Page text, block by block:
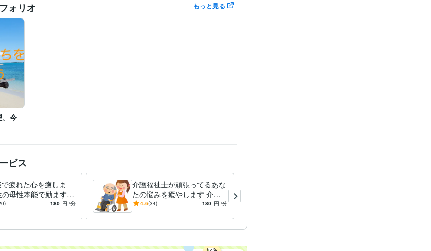
営業 / 法人営業
経営・マネジメント / 経営者・CEO・COO
ライフスタイル・その他 / 家事代行
ココナラ　プラチナランク条件達成　　2021年９月
介護福祉士
悩み相談・カウンセリング
ォリオ もっと見る
、今
ビス
疲れた心を癒しま
母性本能で励ます
クスして、ありのまま
180 円 /分
介護福祉士が頑張ってるあな
たの悩みを癒やします 介護
電話相談専科、待機中なら深
4.6(34) 180 円 /分